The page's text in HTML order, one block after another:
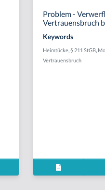
Problem -
Vertrauensbruch
Keywords
Heimtücke,§ 211 StGB,
Vertrauensbruch